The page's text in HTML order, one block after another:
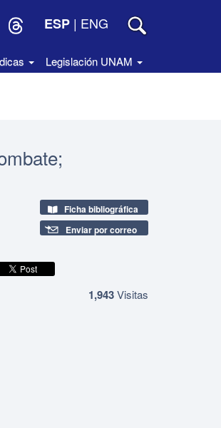
ESP | ENG
Legislación UNAM
Ficha bibliográfica
Enviar por correo
1,943Visitas